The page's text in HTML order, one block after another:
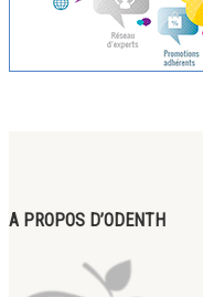
A PROPOS D’ODENTH